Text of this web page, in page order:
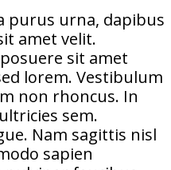
purus urna, dapibus
amet velit.
sit amet
lorem. Vestibulum
non rhoncus. In
sem.
Nam sagittis nisl
sapien